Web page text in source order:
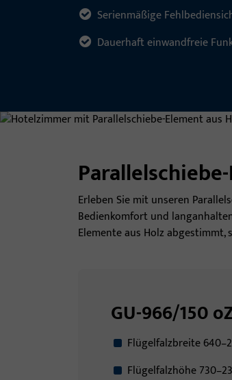
Serienmäßige
Dauerhaft einwandfreie
Erleben Sie mit unseren
Bedienkomfort und
Elemente aus Holz
GU-966/150
Flügelfalzbreite
Flügelfalzhöhe